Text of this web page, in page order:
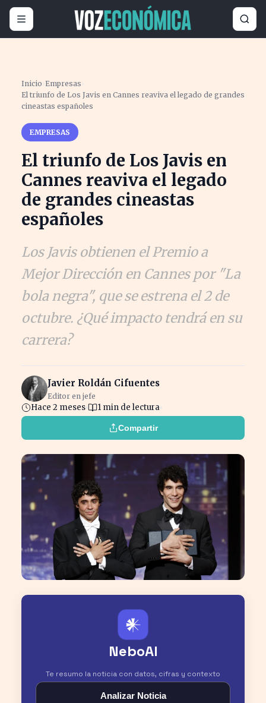
Inicio ›Empresas ›
El triunfo de Los Javis en Cannes reaviva el legado de grandes
cineastas españoles
EMPRESAS
El triunfo de Los Javis en
Cannes reaviva el legado
de grandes cineastas
españoles
Los Javis obtienen el Premio a
Mejor Dirección en Cannes por "La
bola negra", que se estrena el 2 de
octubre. ¿Qué impacto tendrá en su
carrera?
Javier Roldán Cifuentes
Editor en jefe
Hace 2 meses 1 min de lectura
Compartir
𒀭
NeboAI
Te resumo la noticia con datos, cifras y contexto
Analizar Noticia